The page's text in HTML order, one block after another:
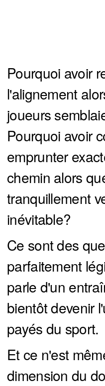
Pourquoi avoir
l'alignement
joueurs
Pourquoi avoir
emprunter
chemin alors
tranquillement
inévitable?
Ce sont des
parfaitement
parle d'un
bientôt devenir
payés du sport.
Et ce n'est
dimension du